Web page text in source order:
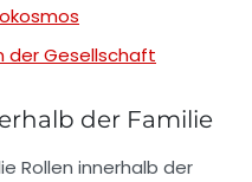
der Gesellschaft
der Familie
Rollen innerhalb der